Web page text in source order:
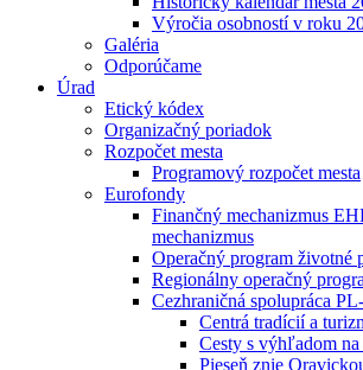
Výročia osobností v roku
Galéria
Odporúčame
Úrad
Etický kódex
Organizačný poriadok
Rozpočet mesta
Programový rozpočet mesta
Eurofondy
Finančný mechanizmus
mechanizmus
Operačný program životné
Regionálny operačný
Cezhraničná spolupráca
Centrá tradícií a
Cesty s výhľadom
Pieseň znie